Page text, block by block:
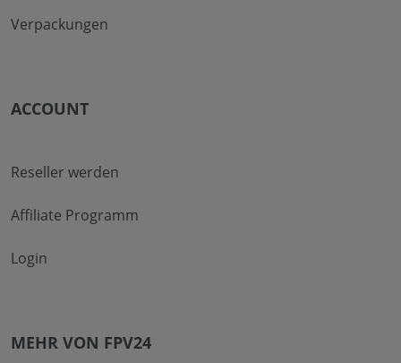
Verpackungen
ACCOUNT
Reseller werden
Affiliate Programm
Login
MEHR VON FPV24